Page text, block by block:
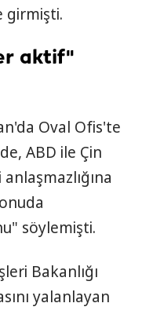
girmişti.
aktif"
Oval Ofis'te
ABD ile Çin
söylemişti.
Bakanlığı
yalanlayan